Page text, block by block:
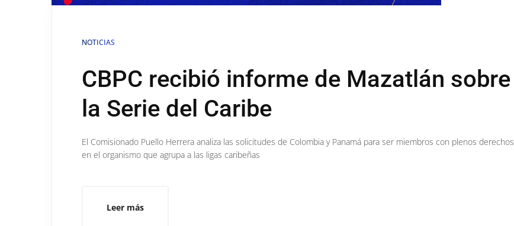
NOTICIAS
CBPC recibió informe de Mazatlán sobre
la Serie del Caribe
​​​​​​​El Comisionado Puello Herrera analiza las solicitudes de Colombia y Panamá para ser miembros con plenos derechos
en el organismo que agrupa a las ligas caribeñas
Leer más